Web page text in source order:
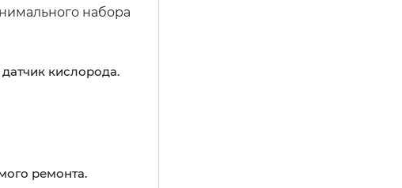
набора
кислорода.
ремонта.